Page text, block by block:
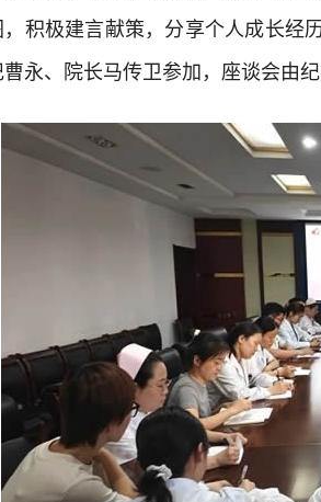
，积极建言献策，分享个人成长经
永、院长马传卫参加，座谈会由纪